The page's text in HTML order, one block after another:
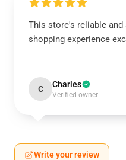
This store's reliable and
shopping experience
C Charles
Verified owner
Write your review